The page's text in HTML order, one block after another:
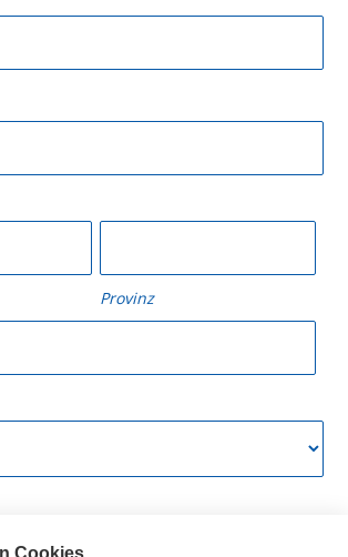
Provinz
Geben Sie zusätzliche
Cookies